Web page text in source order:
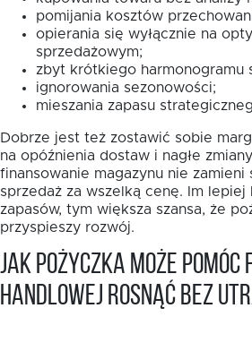
pomijania kosztów
opierania się wyłącznie na
sprzedażowym;
zbyt krótkiego harmonogramu
ignorowania sezonowości;
mieszania zapasu
Dobrze jest też zostawić sobie
na opóźnienia dostaw i nagłe
finansowanie magazynu nie zamieni
sprzedaż za wszelką cenę. Im
zapasów, tym większa szansa, że
przyspieszy rozwój.
Jak pożyczka może pomóc
handlowej rosnąć bez